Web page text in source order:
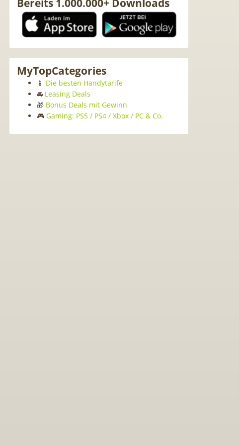
Bereits 1.000.000+ Downloads
MyTopCategories
📱 Die besten Handytarife
🚘 Leasing Deals
🎁 Bonus Deals mit Gewinn
🎮 Gaming: PS5 / PS4 / Xbox / PC & Co.